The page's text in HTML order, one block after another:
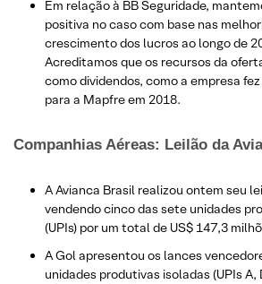
Em relação à BB Seguridade,
positiva no caso com base nas
crescimento dos lucros ao longo de
Acreditamos que os recursos da
como dividendos, como a empresa
para a Mapfre em 2018.
Companhias Aéreas: Leilão da
A Avianca Brasil realizou ontem seu
vendendo cinco das sete unidades
(UPIs) por um total de US$ 147,3
A Gol apresentou os lances
unidades produtivas isoladas (UPIs A,